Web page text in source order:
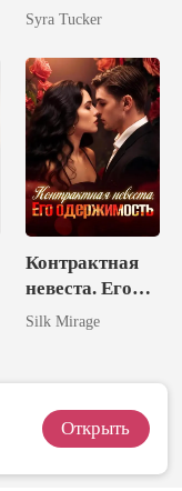
Луны
Syra Tucker
Контрактная
невеста. Его
одержимость
Silk Mirage
Открыть